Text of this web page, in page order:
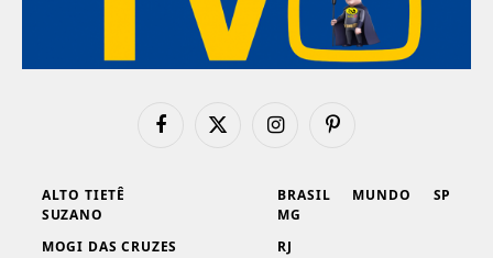
FacebookX
InstagramPinterest
ALTO TIETÊ
SUZANO
MOGI DAS CRUZES
BRASIL
MG
RJ
MUNDO SP